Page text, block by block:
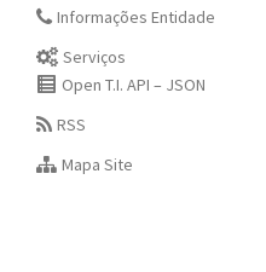
Informações Entidade
Serviços
Open T.I. API – JSON
RSS
Mapa Site